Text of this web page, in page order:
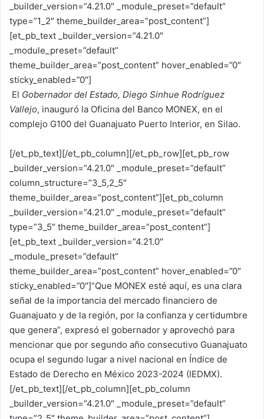
_builder_version=”4.21.0″ _module_preset=”default”
type=”1_2″ theme_builder_area=”post_content”]
[et_pb_text _builder_version=”4.21.0″
_module_preset=”default”
theme_builder_area=”post_content” hover_enabled=”0″
sticky_enabled=”0″]
El Gobernador del Estado, Diego Sinhue Rodríguez
Vallejo, inauguró la Oficina del Banco MONEX, en el
complejo G100 del Guanajuato Puerto Interior, en Silao.
[/et_pb_text][/et_pb_column][/et_pb_row][et_pb_row
_builder_version=”4.21.0″ _module_preset=”default”
column_structure=”3_5,2_5″
theme_builder_area=”post_content”][et_pb_column
_builder_version=”4.21.0″ _module_preset=”default”
type=”3_5″ theme_builder_area=”post_content”]
[et_pb_text _builder_version=”4.21.0″
_module_preset=”default”
theme_builder_area=”post_content” hover_enabled=”0″
sticky_enabled=”0″]”Que MONEX esté aquí, es una clara
señal de la importancia del mercado financiero de
Guanajuato y de la región, por la confianza y certidumbre
que genera”, expresó el gobernador y aprovechó para
mencionar que por segundo año consecutivo Guanajuato
ocupa el segundo lugar a nivel nacional en Índice de
Estado de Derecho en México 2023-2024 (IEDMX).
[/et_pb_text][/et_pb_column][et_pb_column
_builder_version=”4.21.0″ _module_preset=”default”